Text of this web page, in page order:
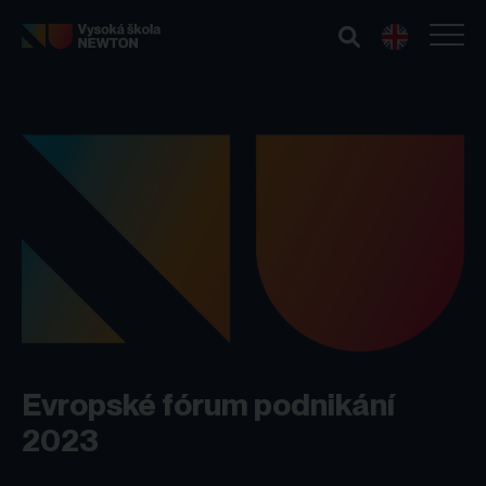
Evropské fórum podnikání
2023